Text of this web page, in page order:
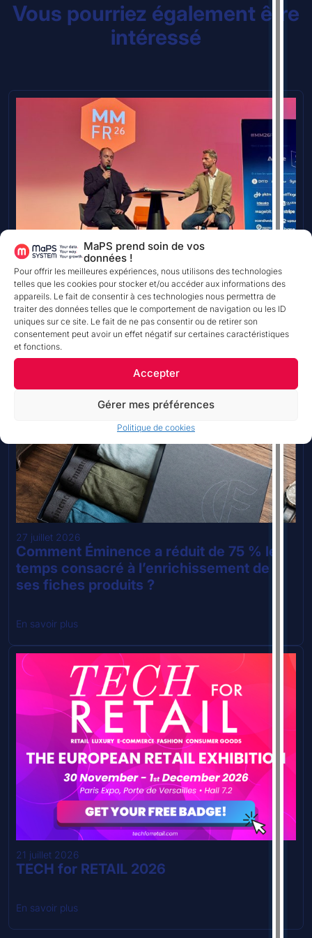
MaPS prend soin de vos
données !
Pour offrir les meilleures expériences, nous utilisons des technologies
telles que les cookies pour stocker et/ou accéder aux informations des
appareils. Le fait de consentir à ces technologies nous permettra de
traiter des données telles que le comportement de navigation ou les ID
uniques sur ce site. Le fait de ne pas consentir ou de retirer son
consentement peut avoir un effet négatif sur certaines caractéristiques
et fonctions.
Accepter
Gérer mes préférences
Politique de cookies
TEMPS DE LECTURE
Vous pourriez également être
intéressé
28 juillet 2026
Bergère de France : donnée produit et
performance commerciale sur Magento
27 juillet 2026
Comment Éminence a réduit de 75 % le
temps consacré à l’enrichissement de
ses fiches produits ?
En savoir plus
21 juillet 2026
TECH for RETAIL 2026
En savoir plus